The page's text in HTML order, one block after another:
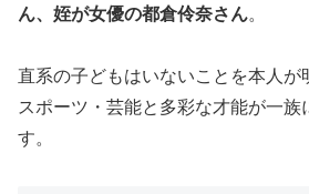
ん、姪が女優の都倉伶奈さん。
直系の子どもはいないことを本人が
スポーツ・芸能と多彩な才能が一族
す。